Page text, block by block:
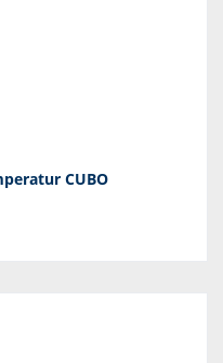
CUBO